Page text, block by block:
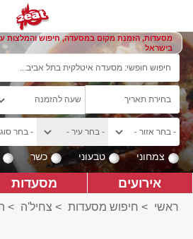
מסעדות, הזמנת מקום במסעדה, חיפוש והמלצות
בישראל
צמחוני טבעוני כשר
אירועים מסעדות
ראשי > חיפוש מסעדות > צחיל'ה >